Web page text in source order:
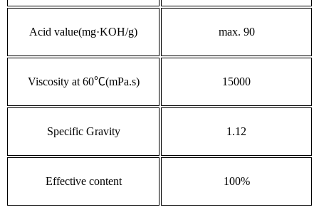
Acid value(mg·KOH/g) max. 90
Viscosity at 60℃(mPa.s) 15000
Specific Gravity 1.12
Effective content 100%